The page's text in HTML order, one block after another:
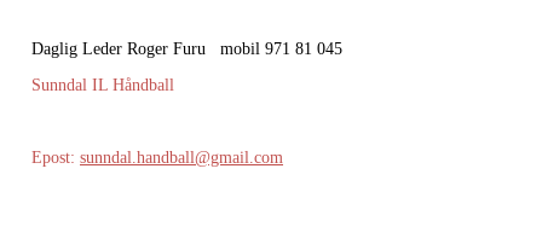
Daglig Leder Roger Furu mobil 971 81 045
Sunndal IL Håndball
Epost: sunndal.handball@gmail.com